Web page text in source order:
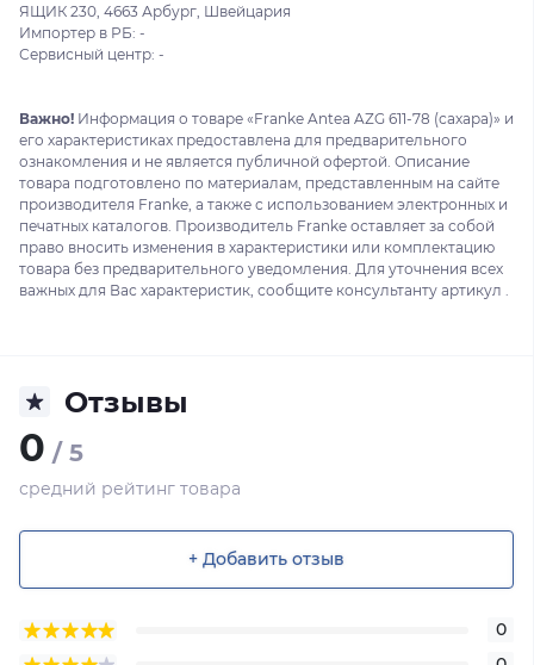
ЯЩИК 230, 4663 Арбург, Швейцария
Импортер в РБ: -
Сервисный центр: -
Важно! Информация о товаре «Franke Antea AZG 611-78 (сахара)» и
его характеристиках предоставлена для предварительного
ознакомления и не является публичной офертой. Описание
товара подготовлено по материалам, представленным на сайте
производителя Franke, а также с использованием электронных и
печатных каталогов. Производитель Franke оставляет за собой
право вносить изменения в характеристики или комплектацию
товара без предварительного уведомления. Для уточнения всех
важных для Вас характеристик, сообщите консультанту артикул .
Отзывы
0 / 5
средний рейтинг товара
+ Добавить отзыв
0